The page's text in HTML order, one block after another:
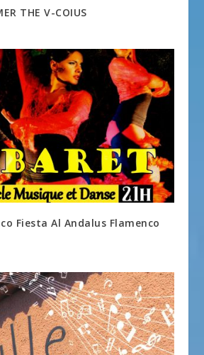
THE V-COIUS
Fiesta Al Andalus Flamenco